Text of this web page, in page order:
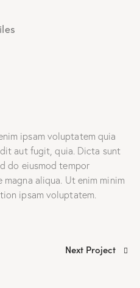
ipsam voluptatem quia
aut fugit, quia. Dicta sunt
do eiusmod tempor
aliqua. Ut enim minim
ipsam voluptatem.
Next Project